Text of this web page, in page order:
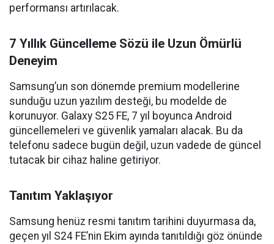
performansı artırılacak.
7 Yıllık Güncelleme Sözü ile Uzun Ömürlü
Deneyim
Samsung’un son dönemde premium modellerine
sunduğu uzun yazılım desteği, bu modelde de
korunuyor. Galaxy S25 FE, 7 yıl boyunca Android
güncellemeleri ve güvenlik yamaları alacak. Bu da
telefonu sadece bugün değil, uzun vadede de güncel
tutacak bir cihaz haline getiriyor.
Tanıtım Yaklaşıyor
Samsung henüz resmi tanıtım tarihini duyurmasa da,
geçen yıl S24 FE’nin Ekim ayında tanıtıldığı göz önünde